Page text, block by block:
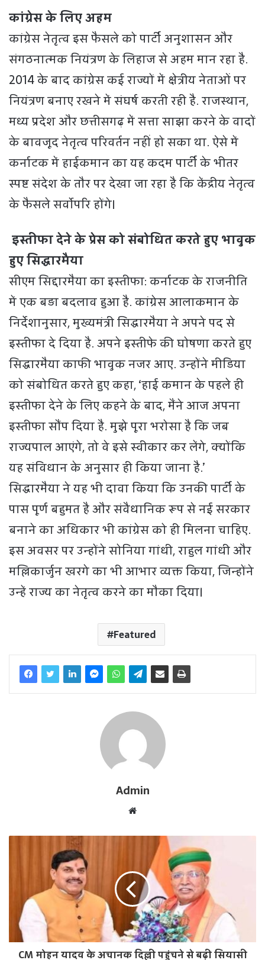
कांग्रेस के लिए अहम
कांग्रेस नेतृत्व इस फैसले को पार्टी अनुशासन और
संगठनात्मक नियंत्रण के लिहाज से अहम मान रहा है.
2014 के बाद कांग्रेस कई राज्यों में क्षेत्रीय नेताओं पर
नियंत्रण बनाए रखने में संघर्ष करती रही है. राजस्थान,
मध्य प्रदेश और छत्तीसगढ़ में सत्ता साझा करने के वादों
के बावजूद नेतृत्व परिवर्तन नहीं हो सका था. ऐसे में
कर्नाटक में हाईकमान का यह कदम पार्टी के भीतर
स्पष्ट संदेश के तौर पर देखा जा रहा है कि केंद्रीय नेतृत्व
के फैसले सर्वोपरि होंगे।
इस्तीफा देने के प्रेस को संबोधित करते हुए भावुक
हुए सिद्धारमैया
सीएम सिद्दारमैया का इस्तीफा: कर्नाटक के राजनीति
में एक बड़ा बदलाव हुआ है. कांग्रेस आलाकमान के
निर्देशानुसार, मुख्यमंत्री सिद्धारमैया ने अपने पद से
इस्तीफा दे दिया है. अपने इस्तीफे की घोषणा करते हुए
सिद्धारमैया काफी भावुक नजर आए. उन्होंने मीडिया
को संबोधित करते हुए कहा, ‘हाई कमान के पहले ही
इस्तीफा देने के लिए कहने के बाद, मैंने आज अपना
इस्तीफा सौंप दिया है. मुझे पूरा भरोसा है कि जब
राज्यपाल आएंगे, तो वे इसे स्वीकार कर लेंगे, क्योंकि
यह संविधान के अनुसार ही किया जाना है.’
सिद्धारमैया ने यह भी दावा किया कि उनकी पार्टी के
पास पूर्ण बहुमत है और संवैधानिक रूप से नई सरकार
बनाने का अधिकार भी कांग्रेस को ही मिलना चाहिए.
इस अवसर पर उन्होंने सोनिया गांधी, राहुल गांधी और
मल्लिकार्जुन खरगे का भी आभार व्यक्त किया, जिन्होंने
उन्हें राज्य का नेतृत्व करने का मौका दिया।
Featured
Admin
b
e
CM मोहन यादव के अचानक दिल्ली पहुंचने से बढ़ी सियासी